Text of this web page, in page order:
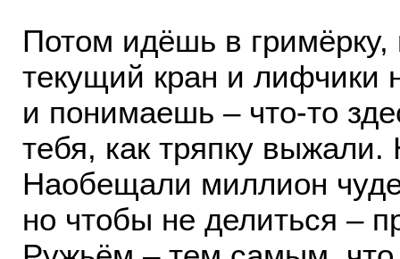
Потом идёшь в гримёрку,
текущий кран и лифчики
и понимаешь – что-то
тебя, как тряпку выжали.
Наобещали миллион
но чтобы не делиться –